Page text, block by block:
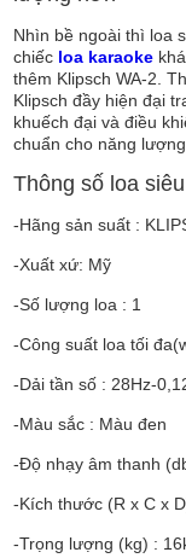
Nhìn bề ngoài thì loa
chiếc loa karaoke
thêm Klipsch WA-2.
Klipsch đầy hiện đại
khuếch đại và điều
chuẩn cho năng
Thông số loa
-Hãng sản suất :
-Xuất xứ: Mỹ
-Số lượng loa : 1
-Công suất loa tối
-Dải tần số : 28Hz-
-Màu sắc : Màu đen
-Độ nhạy âm thanh
-Kích thước (R x C x
-Trọng lượng (kg) :